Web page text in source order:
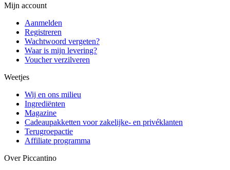
Mijn account
Aanmelden
Registreren
Wachtwoord vergeten?
Waar is mijn levering?
Voucher verzilveren
Weetjes
Wij en ons milieu
Ingrediënten
Magazine
Cadeaupakketten voor zakelijke- en privéklanten
Terugroepactie
Affiliate programma
Over Piccantino